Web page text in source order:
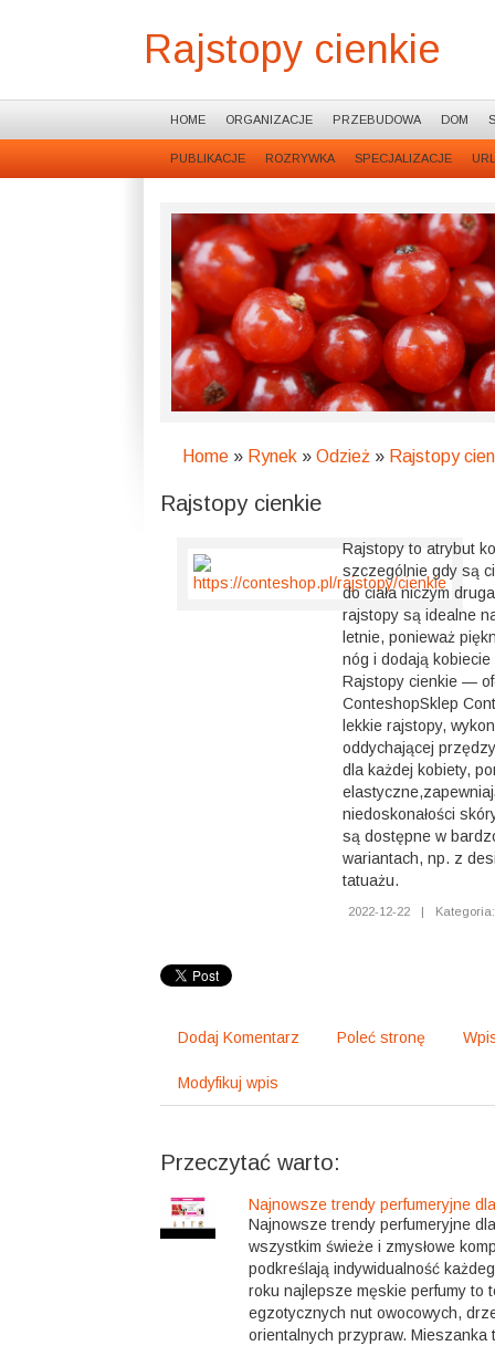
Rajstopy cienkie
HOME ORGANIZACJE PRZEBUDOWA DOM
PUBLIKACJE ROZRYWKA SPECJALIZACJE
Home » Rynek » Odzież » Rajstopy
Rajstopy cienkie
Rajstopy to atrybut
szczególnie gdy są
do ciała niczym
rajstopy są idealne
letnie, ponieważ
nóg i dodają
Rajstopy cienkie —
ConteshopSklep
lekkie rajstopy,
oddychającej
dla każdej kobiety,
niedoskonałości
są dostępne w
wariantach, np. z
tatuażu.
2022-12-22 |
Dodaj Komentarz Poleć stronę
Modyfikuj wpis
Przeczytać warto:
Najnowsze trendy perfumeryjne
Najnowsze trendy perfumeryjne
wszystkim świeże i zmysłowe
podkreślają indywidualność
roku najlepsze męskie perfumy to
egzotycznych nut owocowych,
orientalnych przypraw. Mieszanka